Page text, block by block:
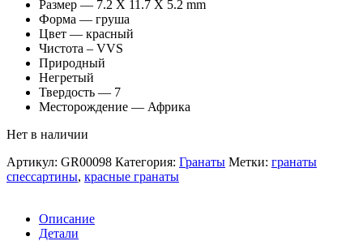
Размер — 7.2 X 11.7 X 5.2 mm
Форма — груша
Цвет — красный
Чистота – VVS
Природный
Негретый
Твердость — 7
Месторождение — Африка
Нет в наличии
Артикул: GR00098 Категория: Гранаты Метки: гранаты
спессартины, красные гранаты
Описание
Детали